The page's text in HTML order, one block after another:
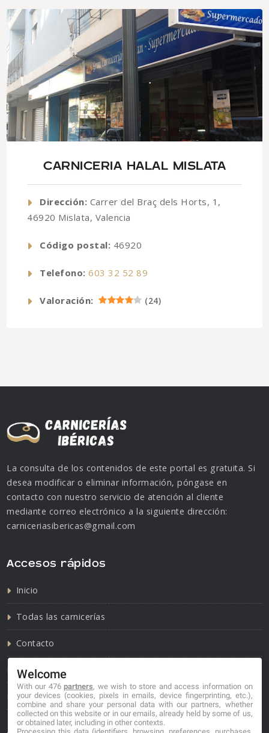
CARNICERIA HALAL MISLATA
Dirección: Carrer del Braç dels Horts, 1,
46920 Mislata, Valencia
Código postal: 46920
Telefono: 603 32 52 89
Valoración: (24)
La consulta de los contenidos de este portal es gratuita. Si
desea modificar o eliminar información, póngase en
contacto con nuestro servicio de atención al cliente
mediante correo electrónico a la siguiente dirección:
carniceriasibericas@gmail.com
Accesos rápidos
Inicio
Todas las carnicerías
Contacto
Política de cookies
Política de privacidad
Welcome
With our 476partners, we wish to store and access information on
your devices (cookies, pixels in emails, device fingerprinting, etc.),
combine and share your personal data with our partners, whether
collected on this website or in our emails, already held by some of us,
or obtained later, including in other contexts.
Processing this data (identifiers, browsing, preferences, purchases,